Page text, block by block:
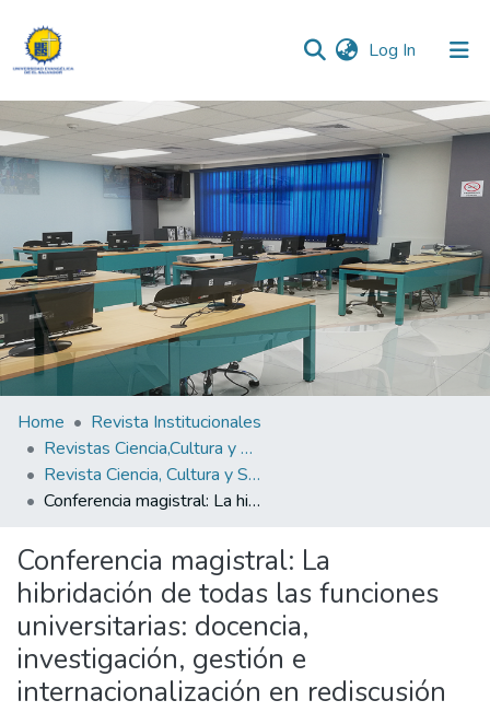
Log In (current)
Communities & Collections
All of DSpace
Home
Revista Institucionales
Revistas Ciencia,Cultura y Sociedad
Revista Ciencia, Cultura y Sociedad Vol.8 N°2
Conferencia magistral: La hibridación de todas las funciones universitarias: docencia, investigación, gestión e internacionalización en rediscusión
Conferencia magistral: La
hibridación de todas las funciones
universitarias: docencia,
investigación, gestión e
internacionalización en rediscusión